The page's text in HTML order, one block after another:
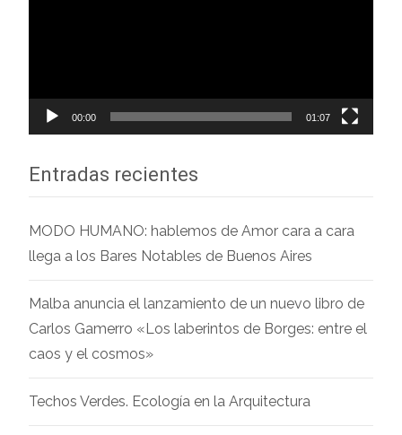
00:00 01:07
Entradas recientes
MODO HUMANO: hablemos de Amor cara a cara
llega a los Bares Notables de Buenos Aires
Malba anuncia el lanzamiento de un nuevo libro de
Carlos Gamerro «Los laberintos de Borges: entre el
caos y el cosmos»
Techos Verdes. Ecología en la Arquitectura